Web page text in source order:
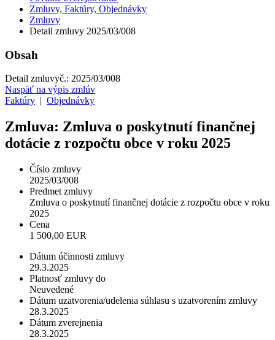
Zmluvy, Faktúry, Objednávky
Zmluvy
Detail zmluvy 2025/03/008
Obsah
Detail zmluvyč.: 2025/03/008
Naspäť na výpis zmlúv
Faktúry
Objednávky
Zmluva: Zmluva o poskytnutí finančnej
dotácie z rozpočtu obce v roku 2025
Číslo zmluvy
2025/03/008
Predmet zmluvy
Zmluva o poskytnutí finančnej dotácie z rozpočtu obce v roku
2025
Cena
1 500,00 EUR
Dátum účinnosti zmluvy
29.3.2025
Platnosť zmluvy do
Neuvedené
Dátum uzatvorenia/udelenia súhlasu s uzatvorením zmluvy
28.3.2025
Dátum zverejnenia
28.3.2025